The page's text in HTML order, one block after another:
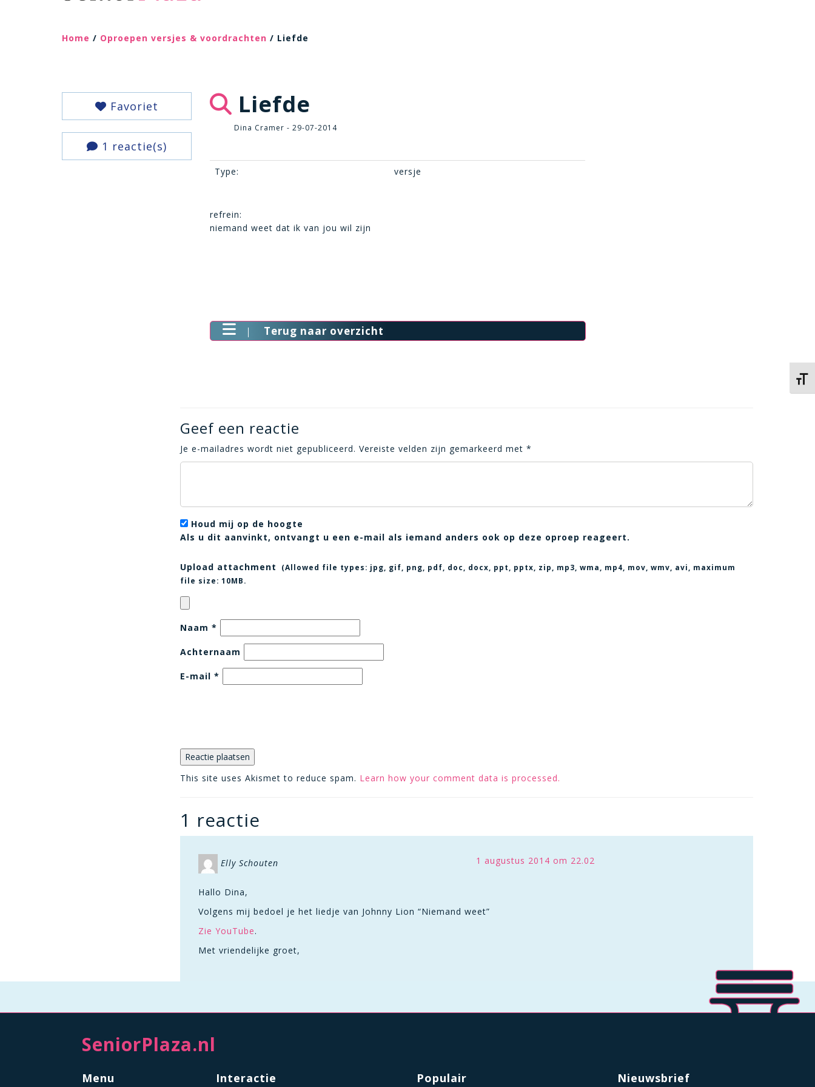
Home / Oproepen versjes & voordrachten / Liefde
Favoriet
1 reactie(s)
Liefde
Dina Cramer - 29-07-2014
Type: versje
refrein:
niemand weet dat ik van jou wil zijn
Terug naar overzicht
Geef een reactie
Je e-mailadres wordt niet gepubliceerd. Vereiste velden zijn gemarkeerd met *
Houd mij op de hoogte
Als u dit aanvinkt, ontvangt u een e-mail als iemand anders ook op deze oproep reageert.
Upload attachment (Allowed file types: jpg, gif, png, pdf, doc, docx, ppt, pptx, zip, mp3, wma, mp4, mov, wmv, avi
, maximum
file size: 10MB.
Naam *
Achternaam
E-mail *
This site uses Akismet to reduce spam. Learn how your comment data is processed.
1 reactie
Elly Schouten 1 augustus 2014 om 22.02
Hallo Dina,
Volgens mij bedoel je het liedje van Johnny Lion “Niemand weet”
Zie YouTube.
Met vriendelijke groet,
SeniorPlaza.nl
Menu Interactie Populair Nieuwsbrief